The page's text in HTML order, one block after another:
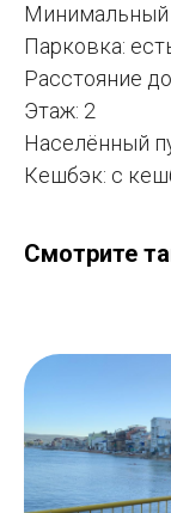
Минимальный
Парковка:
Расстояние
Этаж: 2
Населённый
Кешбэк: с
Смотрите